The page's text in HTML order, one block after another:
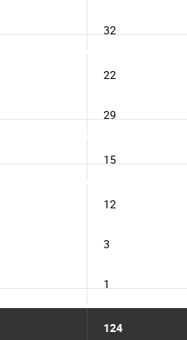
32
22
29
15
12
3
1
124